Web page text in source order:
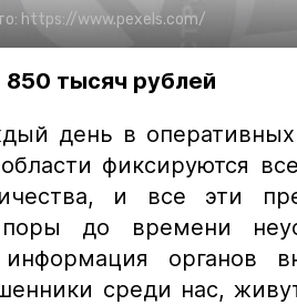
https://www.pexels.com/
тысяч рублей
день в
фиксируются
и все эти
до времени
органов
среди нас,